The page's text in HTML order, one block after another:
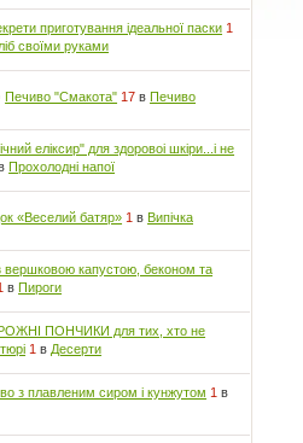
приготування ідеальної паски 1
своїми руками
Печиво "Смакота" 17 вПечиво
еліксир" для здоровоі шкіри...і не
Прохолодні напої
«Веселий батяр» 1 вВипічка
вершковою капустою, беконом та
вПироги
ПОНЧИКИ для тих, хто не
1 в Десерти
з плавленим сиром і кунжутом 1 в